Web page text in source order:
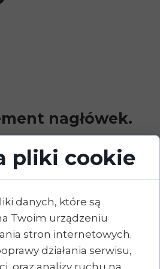
nagłówek.
pliki cookie
danych, które są
Twoim urządzeniu
stron internetowych.
działania serwisu,
oraz analizy ruchu na